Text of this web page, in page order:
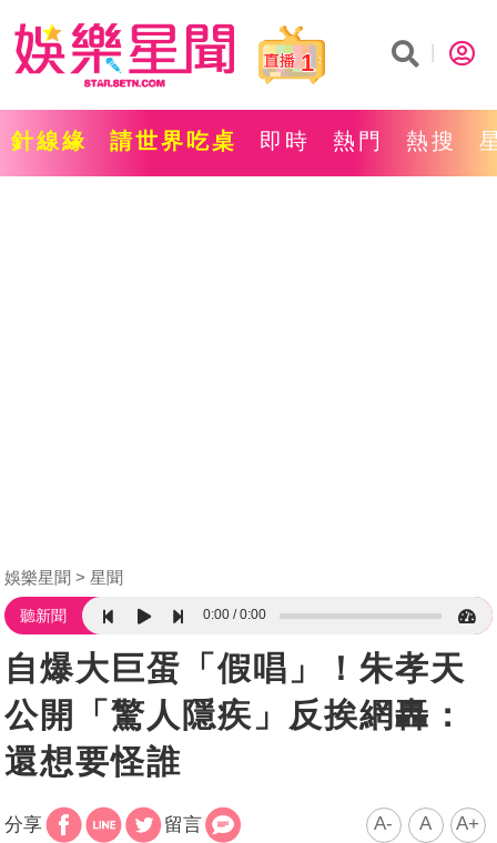
1
針線緣 請世界吃桌 即時 熱門 熱搜
娛樂星聞 星聞
聽新聞 0:00 0:00
自爆大巨蛋「假唱」！朱孝天
公開「驚人隱疾」反挨網轟：
還想要怪誰
分享 留言 A- A A+